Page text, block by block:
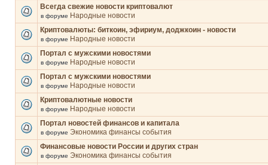
Всегда свежие новости криптовалют
в форуме Народные новости
Криптовалюты: биткоин, эфириум, доджкоин - новости
в форуме Народные новости
Портал с мужскими новостями
в форуме Народные новости
Портал с мужскими новостями
в форуме Народные новости
Криптовалютные новости
в форуме Народные новости
Портал новостей финансов и капитала
в форуме Экономика финансы события
Финансовые новости России и других стран
в форуме Экономика финансы события